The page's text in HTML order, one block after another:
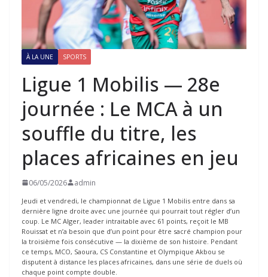
À LA UNE SPORTS
Ligue 1 Mobilis — 28e
journée : Le MCA à un
souffle du titre, les
places africaines en jeu
06/05/2026 admin
Jeudi et vendredi, le championnat de Ligue 1 Mobilis entre dans sa
dernière ligne droite avec une journée qui pourrait tout régler d’un
coup. Le MC Alger, leader intraitable avec 61 points, reçoit le MB
Rouissat et n’a besoin que d’un point pour être sacré champion pour
la troisième fois consécutive — la dixième de son histoire. Pendant
ce temps, MCO, Saoura, CS Constantine et Olympique Akbou se
disputent à distance les places africaines, dans une série de duels où
chaque point compte double.